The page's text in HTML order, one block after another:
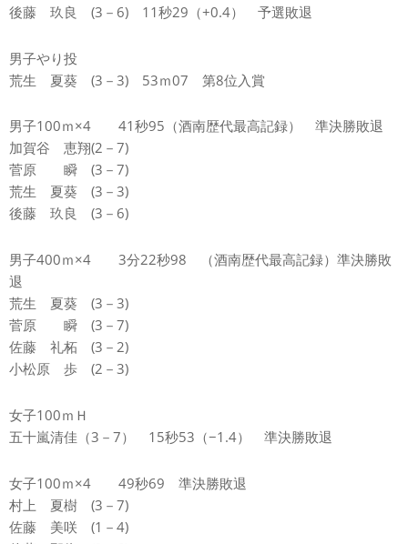
後藤 玖良 (3－6) 11秒29（+0.4） 予選敗退
男子やり投
荒生 夏葵 (3－3) 53ｍ07 第8位入賞
男子100ｍ×4 41秒95（酒南歴代最高記録） 準決勝敗退
加賀谷 恵翔(2－7)
菅原 瞬 (3－7)
荒生 夏葵 (3－3)
後藤 玖良 (3－6)
男子400ｍ×4 3分22秒98 （酒南歴代最高記録）準決勝敗
退
荒生 夏葵 (3－3)
菅原 瞬 (3－7)
佐藤 礼柘 (3－2)
小松原 歩 (2－3)
女子100ｍＨ
五十嵐清佳（3－7） 15秒53（−1.4） 準決勝敗退
女子100ｍ×4 49秒69 準決勝敗退
村上 夏樹 (3－7)
佐藤 美咲 (1－4)